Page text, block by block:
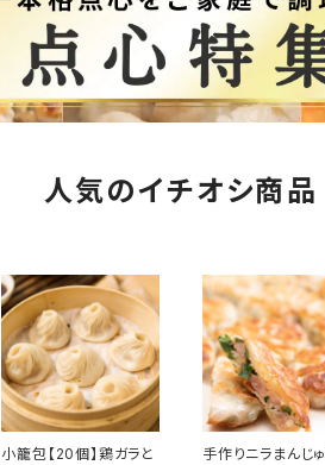
人気のイチオシ商品
小籠包【20個】鶏ガラと
手作りニラまんじゅ